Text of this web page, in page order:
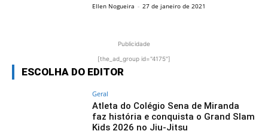
Ellen Nogueira - 27 de janeiro de 2021
Publicidade
[the_ad_group id="4175"]
ESCOLHA DO EDITOR
Geral
Atleta do Colégio Sena de Miranda
faz história e conquista o Grand Slam
Kids 2026 no Jiu-Jitsu